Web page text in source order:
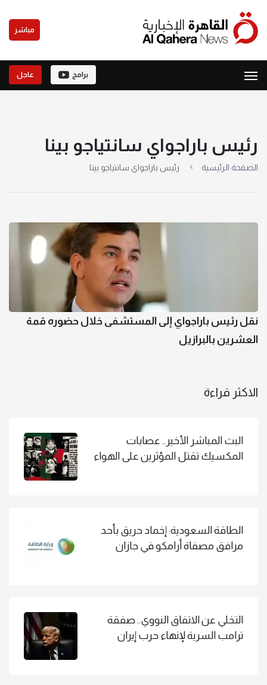
مباشر
برامج عاجل
رئيس باراجواي سانتياجو بينا
الصفحة الرئيسية رئيس باراجواي سانتياجو بينا
نقل رئيس باراجواي إلى المستشفى خلال حضوره قمة
العشرين بالبرازيل
الاكثر قراءة
البث المباشر الأخير.. عصابات
المكسيك تقتل المؤثرين على الهواء
الطاقة السعودية: إخماد حريق بأحد
مرافق مصفاة أرامكو في جازان
التخلي عن الاتفاق النووي.. صفقة
ترامب السرية لإنهاء حرب إيران